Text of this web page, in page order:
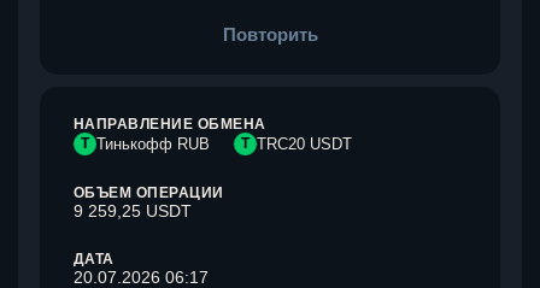
Повторить
НАПРАВЛЕНИЕ ОБМЕНА
Т Тинькофф RUB T TRC20 USDT
ОБЪЕМ ОПЕРАЦИИ
9 259,25 USDT
ДАТА
20.07.2026 06:17